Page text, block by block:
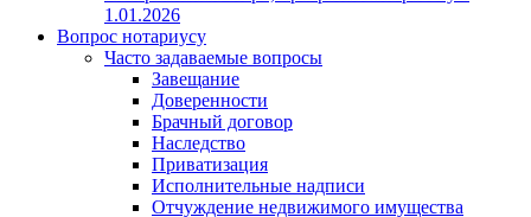
1.01.2026
Вопрос нотариусу
Часто задаваемые вопросы
Завещание
Доверенности
Брачный договор
Наследство
Приватизация
Исполнительные надписи
Отчуждение недвижимого имущества